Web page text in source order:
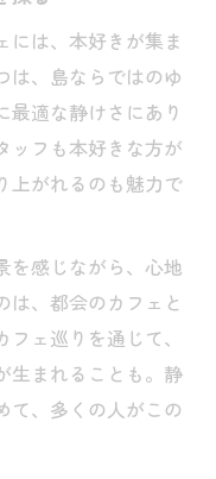
には、本好きが集ま
は、島ならではのゆ
最適な静けさにあり
ッフも本好きな方が
上がれるのも魅力で
を感じながら、心地
は、都会のカフェと
ェ巡りを通じて、
生まれることも。静
て、多くの人がこの